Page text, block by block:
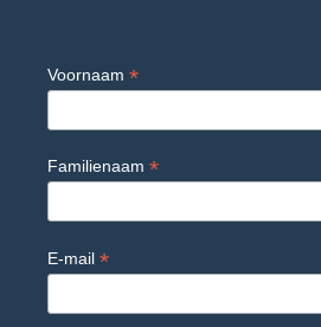
Voornaam *
Familienaam *
E-mail *